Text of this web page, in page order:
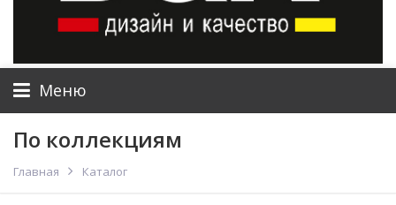
Меню
По коллекциям
Главная Каталог